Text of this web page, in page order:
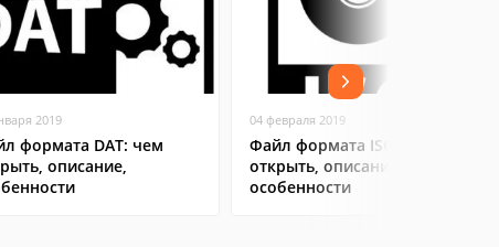
2019
формата DAT: чем
описание,
04 февраля 2019
Файл формата ISO: чем
открыть, описание,
особенности